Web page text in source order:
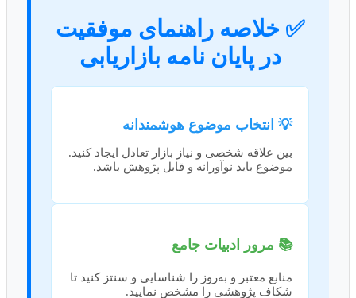
✅ خلاصه راهنمای موفقیت
در پایان نامه بازاریابی
💡 انتخاب موضوع هوشمندانه
بین علاقه شخصی و نیاز بازار تعادل ایجاد کنید.
موضوع باید نوآورانه و قابل پژوهش باشد.
📚 مرور ادبیات جامع
منابع معتبر و به‌روز را شناسایی و سنتز کنید تا
شکاف پژوهشی را مشخص نمایید.